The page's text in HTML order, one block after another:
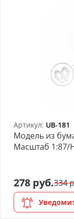
Артикул: UB-181
Модель из
Масштаб 1:87/
278 руб.334